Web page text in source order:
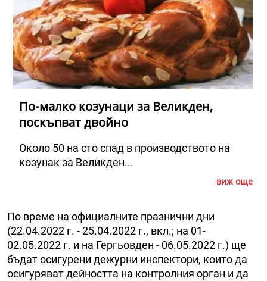
По-малко козунаци за Великден,
поскъпват двойно
Около 50 на сто спад в производството на
козунак за Великден...
виж още
По време на официалните празнични дни
(22.04.2022 г. - 25.04.2022 г., вкл.; на 01-
02.05.2022 г. и на Гергьовден - 06.05.2022 г.) ще
бъдат осигурени дежурни инспектори, които да
осигуряват дейността на контролния орган и да